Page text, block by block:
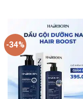
-34%